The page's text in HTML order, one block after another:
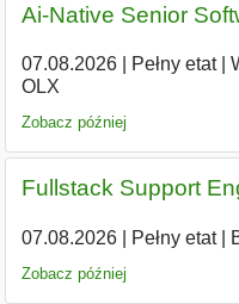
Ai-Native Senior
07.08.2026| Pełny etat|
OLX
Zobacz później
Fullstack Support
07.08.2026| Pełny etat|
Zobacz później